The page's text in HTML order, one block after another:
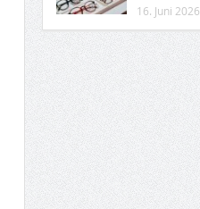
16. Juni 2026